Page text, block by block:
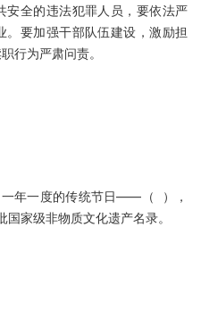
安全的违法犯罪人员，要依法严
。要加强干部队伍建设，激励担
行为严肃问责。
一年一度的传统节日——（ ），
家级非物质文化遗产名录。